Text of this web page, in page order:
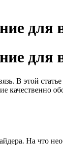
для
для
В этой
качественно
На что